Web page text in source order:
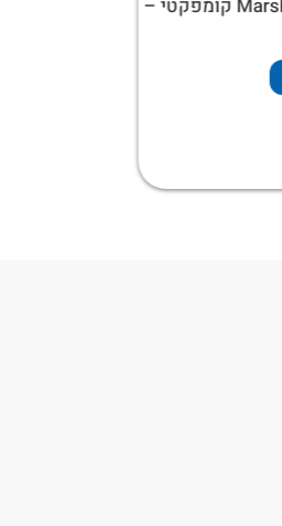
רמקול בלוטוס נייד Marshall Willen קומפקטי –